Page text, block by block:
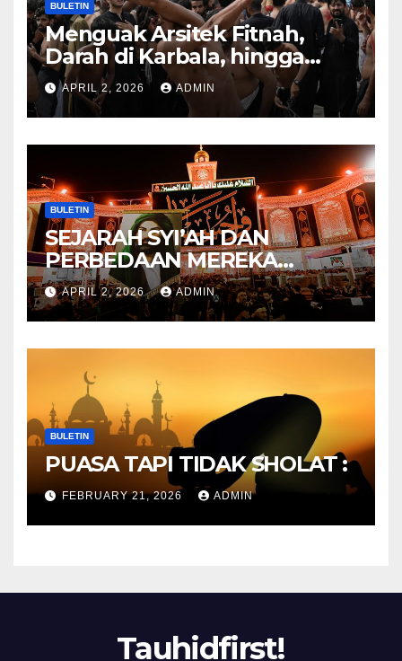
BULETIN
Menguak Arsitek Fitnah,
Darah di Karbala, hingga
Lahirnya Sekte-sekte serta
Mitos Imam Gaib
APRIL 2, 2026 ADMIN
BULETIN
SEJARAH SYI’AH DAN
PERBEDAAN MEREKA
ANTARA DULU DAN
SEKARANG
APRIL 2, 2026 ADMIN
BULETIN
PUASA TAPI TIDAK SHOLAT :
FEBRUARY 21, 2026 ADMIN
Tauhidfirst!